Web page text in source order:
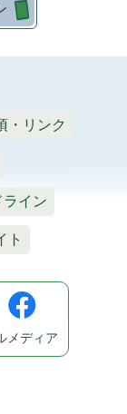
・リンク
イン
ト
メディア